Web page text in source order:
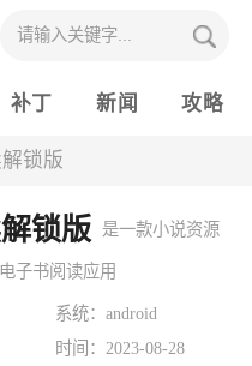
补丁 新闻 攻略
锁版
锁版 是一款小说资源
子书阅读应用
系统：android
时间：2023-08-28